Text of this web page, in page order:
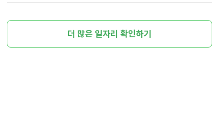
더 많은 일자리 확인하기